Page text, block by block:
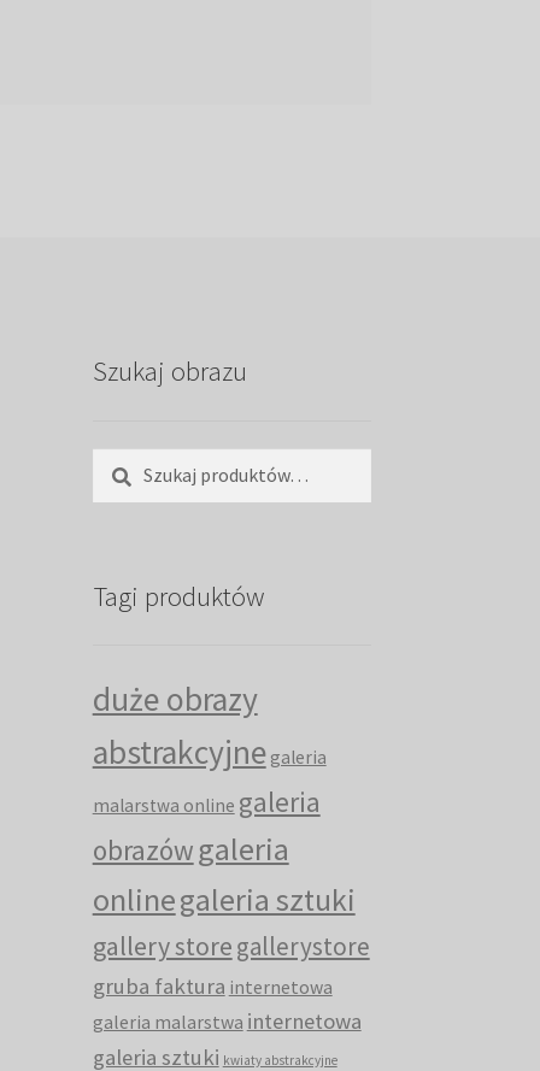
Szukaj obrazu
Szukaj:
Szukaj
Tagi produktów
duże obrazy
abstrakcyjne galeria
malarstwa online galeria
obrazów galeria
onlinegaleria sztuki
gallery storegallerystore
gruba faktura internetowa
galeria malarstwa internetowa
galeria sztuki kwiaty abstrakcyjne